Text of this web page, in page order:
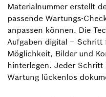
Materialnummer erstellt
passende Wartungs-
anpassen können. Die
Aufgaben digital –
Möglichkeit, Bilder und
hinterlegen. Jeder
Wartung lückenlos